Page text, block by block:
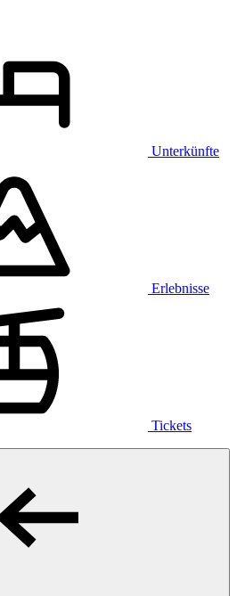
Unterkünfte
Erlebnisse
Tickets